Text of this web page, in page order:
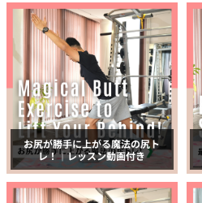
お尻が勝手に上がる魔法の尻ト
レ！｜レッスン動画付き